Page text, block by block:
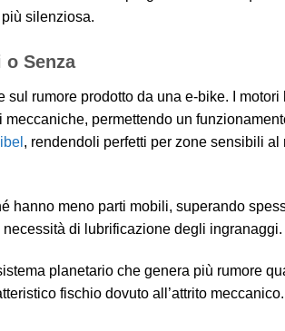
silenziosa.
Senza
sul rumore prodotto da una e-bike. I
permettendo un
, rendendoli perfetti per zone sensibili
hanno meno parti mobili, superando
di lubrificazione degli ingranaggi.
planetario che genera più rumore
fischio dovuto all’attrito